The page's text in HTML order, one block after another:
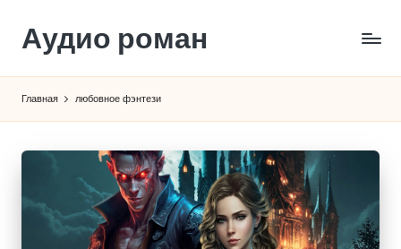
Перейти
содержимому
Аудио роман
Главная любовное фэнтези